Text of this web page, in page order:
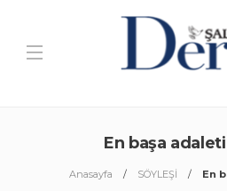
En başa
Anasayfa SÖYLEŞİ En